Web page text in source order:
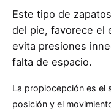
Este tipo de
del pie, favorece el
evita presiones
falta de espacio.
La propiocepción es el
posición y el